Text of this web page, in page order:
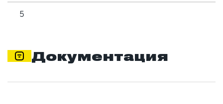
5
Документация